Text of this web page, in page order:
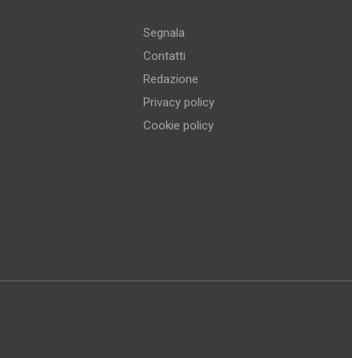
Segnala
Contatti
Redazione
Privacy policy
Cookie policy